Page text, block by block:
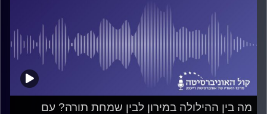
מה בין ההילולה במירון לבין שמחת תורה? עם